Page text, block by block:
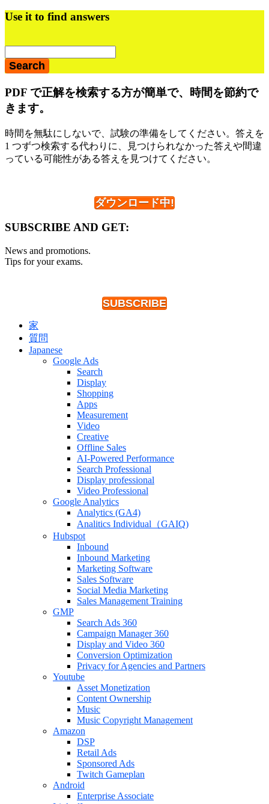
最
の
サ
イ
ド
バ
ー
Use it to find answers
PDF で正解を検索する方が簡単で、時間を節約で
きます。
時間を無駄にしないで、試験の準備をしてください。答えを
1 つずつ検索する代わりに、見つけられなかった答えや間違
っている可能性がある答えを見つけてください。
ダウンロード中!
SUBSCRIBE AND GET:
News and promotions.
Tips for your exams.
SUBSCRIBE
家
質問
Japanese
Google Ads
Search
Display
Shopping
Apps
Measurement
Video
Creative
Offline Sales
AI-Powered Performance
Search Professional
Display professional
Video Professional
Google Analytics
Analytics (GA4)
Analitics Individual（GAIQ)
Hubspot
Inbound
Inbound Marketing
Marketing Software
Sales Software
Social Media Marketing
Sales Management Training
GMP
Search Ads 360
Campaign Manager 360
Display and Video 360
Conversion Optimization
Privacy for Agencies and Partners
Youtube
Asset Monetization
Content Ownership
Music
Music Copyright Management
Amazon
DSP
Retail Ads
Sponsored Ads
Twitch Gameplan
Android
Enterprise Associate